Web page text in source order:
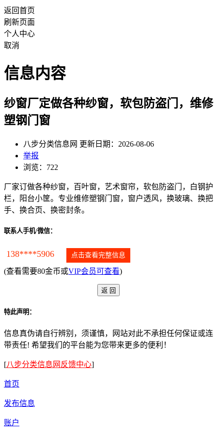
返回首页
刷新页面
个人中心
取消
信息内容
纱窗厂定做各种纱窗，软包防盗门，维修
塑钢门窗
八步分类信息网 更新日期：2026-08-06
举报
浏览：722
厂家订做各种纱窗，百叶窗，艺术窗帘，软包防盗门，白钢护
栏，阳台小筐。专业维修塑钢门窗，窗户透风，换玻璃、换把
手、换合页、换密封条。
联系人手机/微信：
138****5906 点击查看完整信息
(查看需要80金币或VIP会员可查看)
特此声明：
信息真伪请自行辨别，须谨慎，网站对此不承担任何保证或连
带责任! 希望我们的平台能为您带来更多的便利！
[八步分类信息网反馈中心]
首页
发布信息
账户